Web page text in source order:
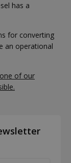
has a
for converting
an operational
of our